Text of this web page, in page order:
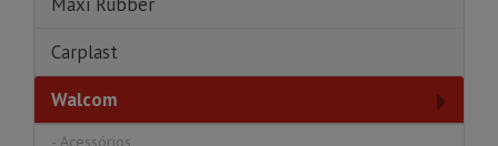
Carplast
Walcom
- Acessórios